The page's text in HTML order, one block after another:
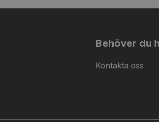
Behöver du
Kontakta oss